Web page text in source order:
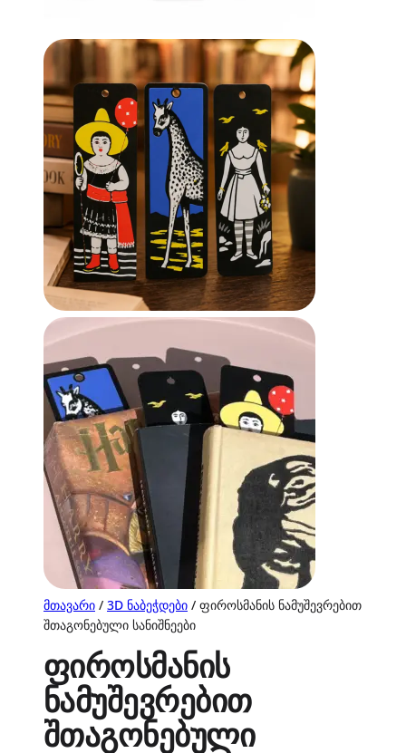
მთავარი / 3D ნაბეჭდები / ფიროსმანის ნამუშევრებით
შთაგონებული სანიშნეები
ფიროსმანის
ნამუშევრებით
შთაგონებული